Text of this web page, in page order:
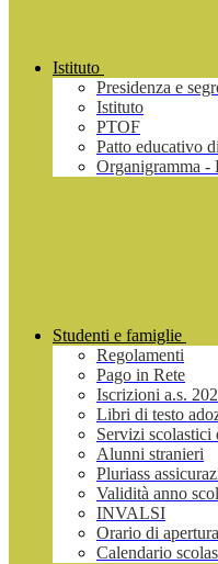
Istituto
Presidenza e
Istituto
PTOF
Patto educativo
Organigramma -
Studenti e famiglie
Regolamenti
Pago in Rete
Iscrizioni a.s.
Libri di testo
Servizi scolastici
Alunni stranieri
Pluriass
Validità anno
INVALSI
Orario di
Calendario